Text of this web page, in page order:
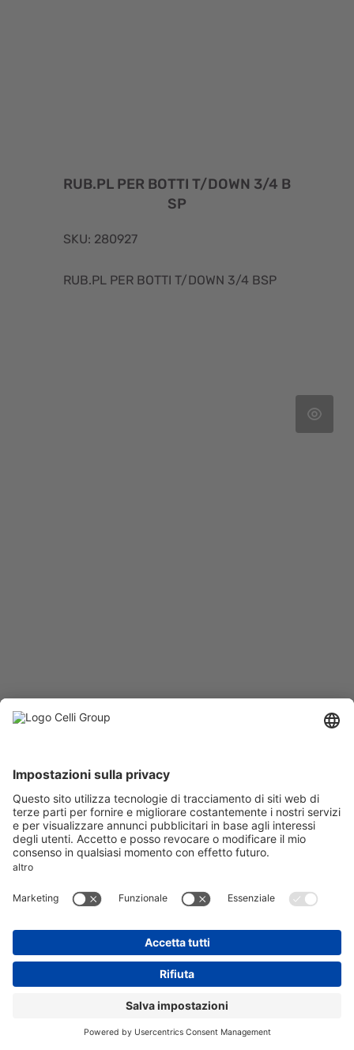
RUB.PL PER BOTTI T/DOWN 3/4 B
SP
SKU: 280927
RUB.PL PER BOTTI T/DOWN 3/4 BSP
SKU: 304593
RUBINETTO BIANCO LEVA BIANCA